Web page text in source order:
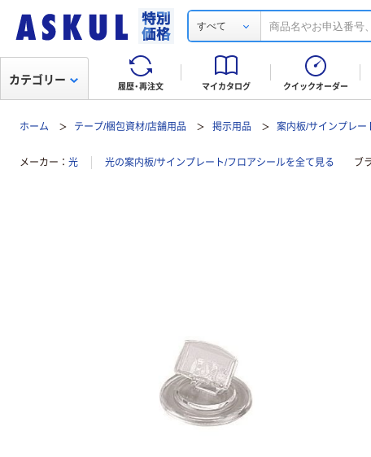
すべて
履歴・再注文 マイカタログ クイックオーダー
カテゴリー
ホーム テープ/梱包資材/店舗用品 掲示用品 案内板/サインプレー
メーカー 光 光の案内板/サインプレート/フロアシールを全て見る ブ